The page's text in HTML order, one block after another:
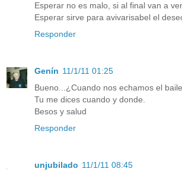
Esperar no es malo, si al final van a
Esperar sirve para avivarisabel el
Responder
Genín 11/1/11 01:25
Bueno...¿Cuando nos echamos el
Tu me dices cuando y donde.
Besos y salud
Responder
unjubilado 11/1/11 08:45